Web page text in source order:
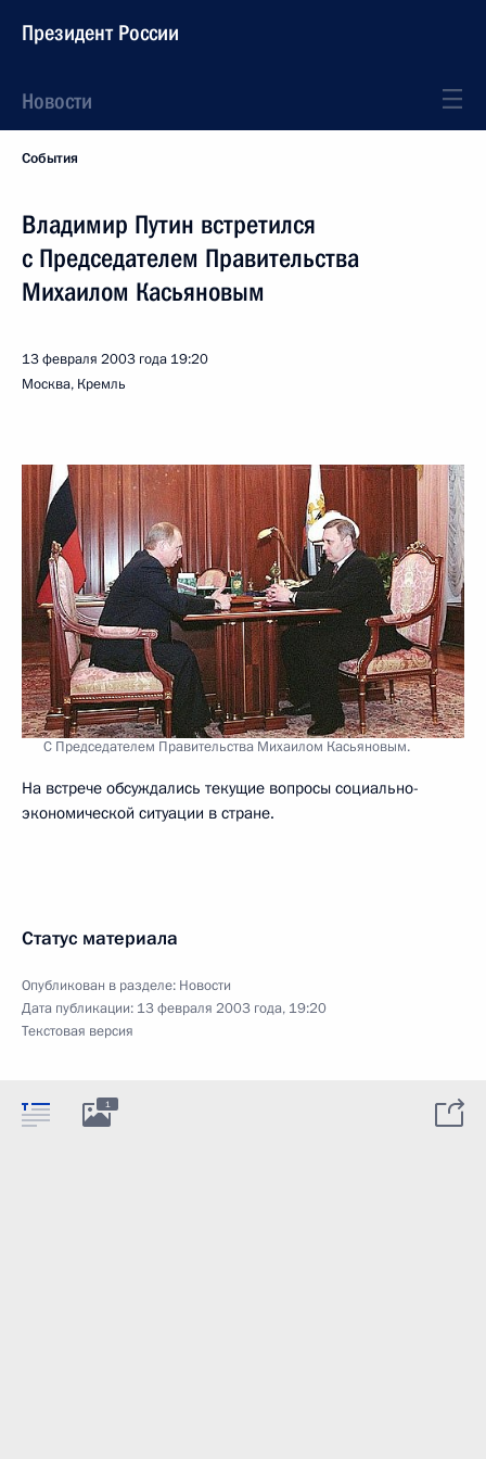
Президент России
Новости
События
Владимир Путин встретился
с Председателем Правительства
Михаилом Касьяновым
13 февраля 2003 года 19:20
Москва, Кремль
С Председателем Правительства Михаилом Касьяновым.
На встрече обсуждались текущие вопросы социально-
экономической ситуации в стране.
Статус материала
Опубликован в разделе: Новости
Дата публикации: 13 февраля 2003 года, 19:20
Текстовая версия
1